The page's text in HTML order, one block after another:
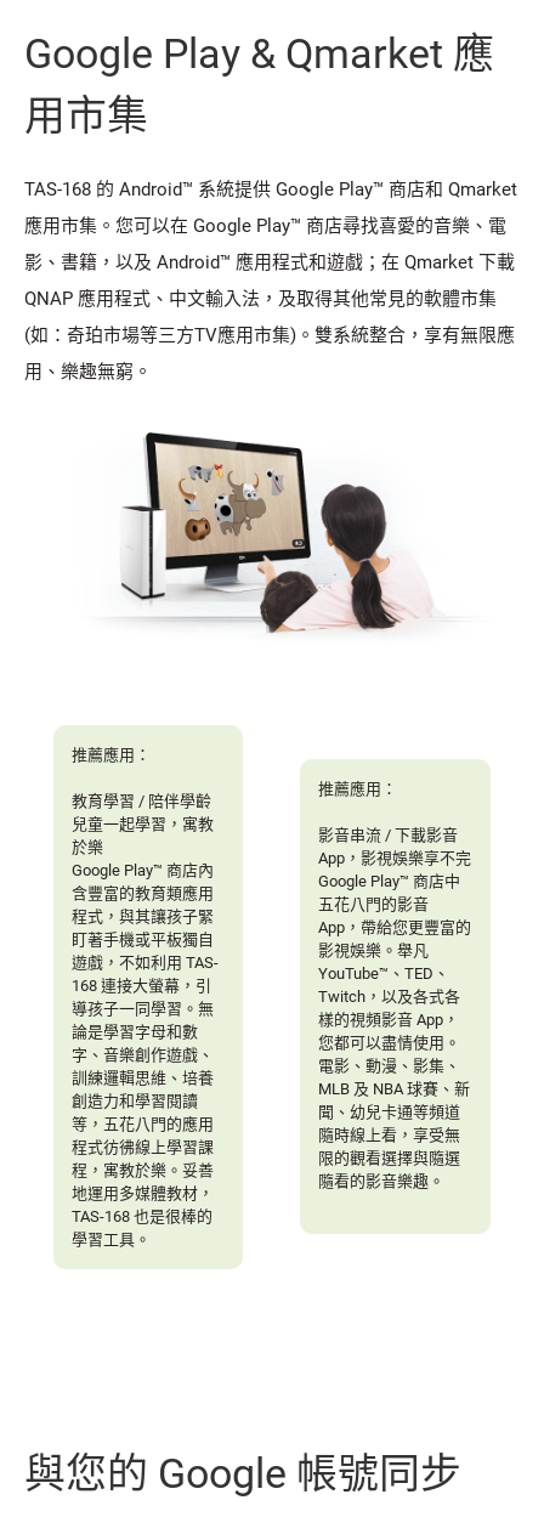
Google Play & Qmarket 應
用市集
TAS-168 的 Android™ 系統提供 Google Play™ 商店和 Qmarket
應用市集。您可以在 Google Play™ 商店尋找喜愛的音樂、電
影、書籍，以及 Android™ 應用程式和遊戲；在 Qmarket 下載
QNAP 應用程式、中文輸入法，及取得其他常見的軟體市集
(如：奇珀市場等三方TV應用市集)。雙系統整合，享有無限應
用、樂趣無窮。
推薦應用：
教育學習 / 陪伴學齡
兒童一起學習，寓教
於樂
Google Play™ 商店內
含豐富的教育類應用
程式，與其讓孩子緊
盯著手機或平板獨自
遊戲，不如利用 TAS-
168 連接大螢幕，引
導孩子一同學習。無
論是學習字母和數
字、音樂創作遊戲、
訓練邏輯思維、培養
創造力和學習閱讀
等，五花八門的應用
程式彷彿線上學習課
程，寓教於樂。妥善
地運用多媒體教材，
TAS-168 也是很棒的
學習工具。
推薦應用：
影音串流 / 下載影音
App，影視娛樂享不完
Google Play™ 商店中
五花八門的影音
App，帶給您更豐富的
影視娛樂。舉凡
YouTube™、TED、
Twitch，以及各式各
樣的視頻影音 App，
您都可以盡情使用。
電影、動漫、影集、
MLB 及 NBA 球賽、新
聞、幼兒卡通等頻道
隨時線上看，享受無
限的觀看選擇與隨選
隨看的影音樂趣。
與您的 Google 帳號同步